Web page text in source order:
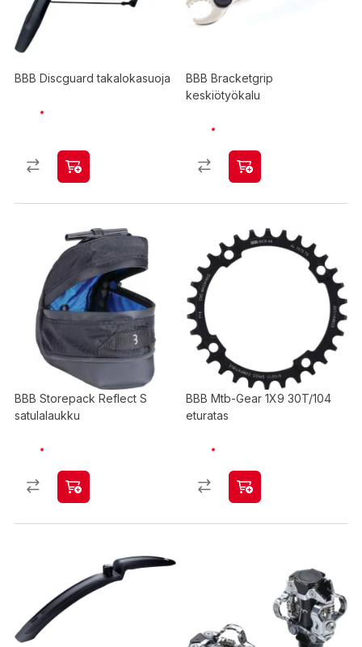
BBB Discguard takalokasuoja
BBB Bracketgrip
keskiötyökalu
BBB Storepack Reflect S
satulalaukku
BBB Mtb-Gear 1X9 30T/104
eturatas